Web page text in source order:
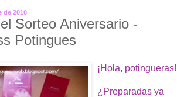
de 2010
Sorteo Aniversario -
Potingues
¡Hola, potingueras!
¿Preparadas ya